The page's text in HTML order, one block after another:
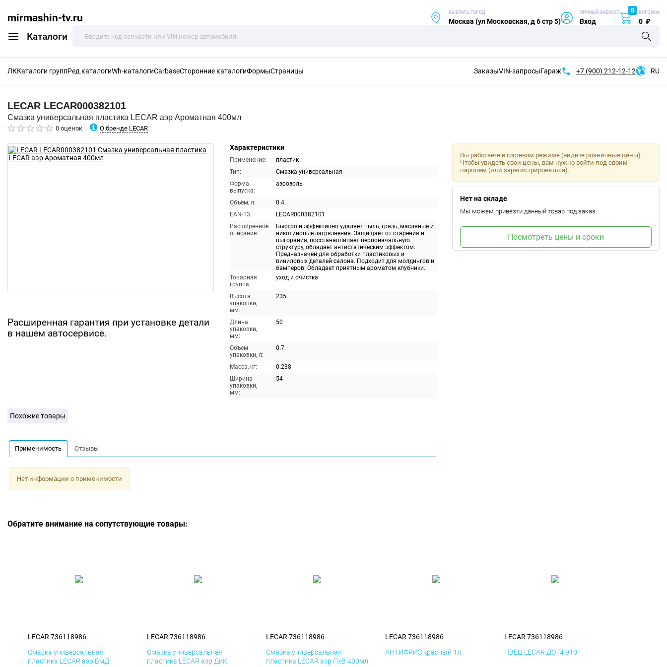
mirmashin-tv.ru
Каталоги
ВЫБРАТЬ ГОРОД
Москва (ул Московская, д 6 стр 5)
ЛИЧНЫЙ КАБИНЕТ
Вход
0 КОРЗИНА
0 ₽
ЛККаталоги группРед.каталогиWh-каталогиCarbaseСторонние каталогиФормыСтраницы ЗаказыVIN-запросыГараж +7 (900) 212-12-12 RU
LECAR LECAR000382101
Смазка универсальная пластика LECAR аэр Ароматная 400мл
0 оценок О бренде LECAR
Расширенная гарантия при установке детали
в нашем автосервисе.
Характеристики
Применение:
пластик
Тип:
Смазка универсальная
Форма
выпуска:
аэрозоль
Объём, л:
0.4
EAN-13:
LECAR000382101
Расширенное
описание:
Быстро и эффективно удаляет пыль, грязь, масляные и
никотиновые загрязнения. Защищает от старения и
выгорания, восстанавливает первоначальную
структуру, обладает антистатическим эффектом.
Предназначен для обработки пластиковых и
виниловых деталей салона. Подходит для молдингов и
бамперов. Обладает приятным ароматом клубники.
Товарная
группа:
уход и очистка
Высота
упаковки,
мм:
235
Длина
упаковки,
мм:
50
Объем
упаковки, л:
0.7
Масса, кг:
0.238
Ширина
упаковки,
мм:
54
Вы работаете в гостевом режиме (видите розничные цены).
Чтобы увидеть свои цены, вам нужно войти под своим
паролем (или зарегистрироваться).
Нет на складе
Мы можем привезти данный товар под заказ.
Посмотреть цены и сроки
Похожие товары
Применимость Отзывы
Нет информации о применимости
Обратите внимание на сопутствующие товары:
LECAR 736118986
Смазка универсальная
пластика LECAR аэр БмД
LECAR 736118986
Смазка универсальная
пластика LECAR аэр ДиК
LECAR 736118986
Смазка универсальная
пластика LECAR аэр ПхВ 400мл
LECAR 736118986
АНТИФРИЗ красный 1л.
LECAR 736118986
ПВЕЦ LECAR ДОТ4 910г